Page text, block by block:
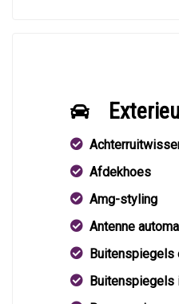
Afdekhoes
Amg-styling
Antenne
Buitenspiegels
Buitenspiegels